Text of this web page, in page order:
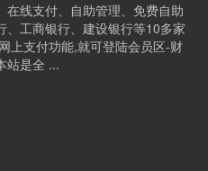
线支付、自助管理、免费自助
工商银行、建设银行等10多家
上支付功能,就可登陆会员区-财
站是全 ...